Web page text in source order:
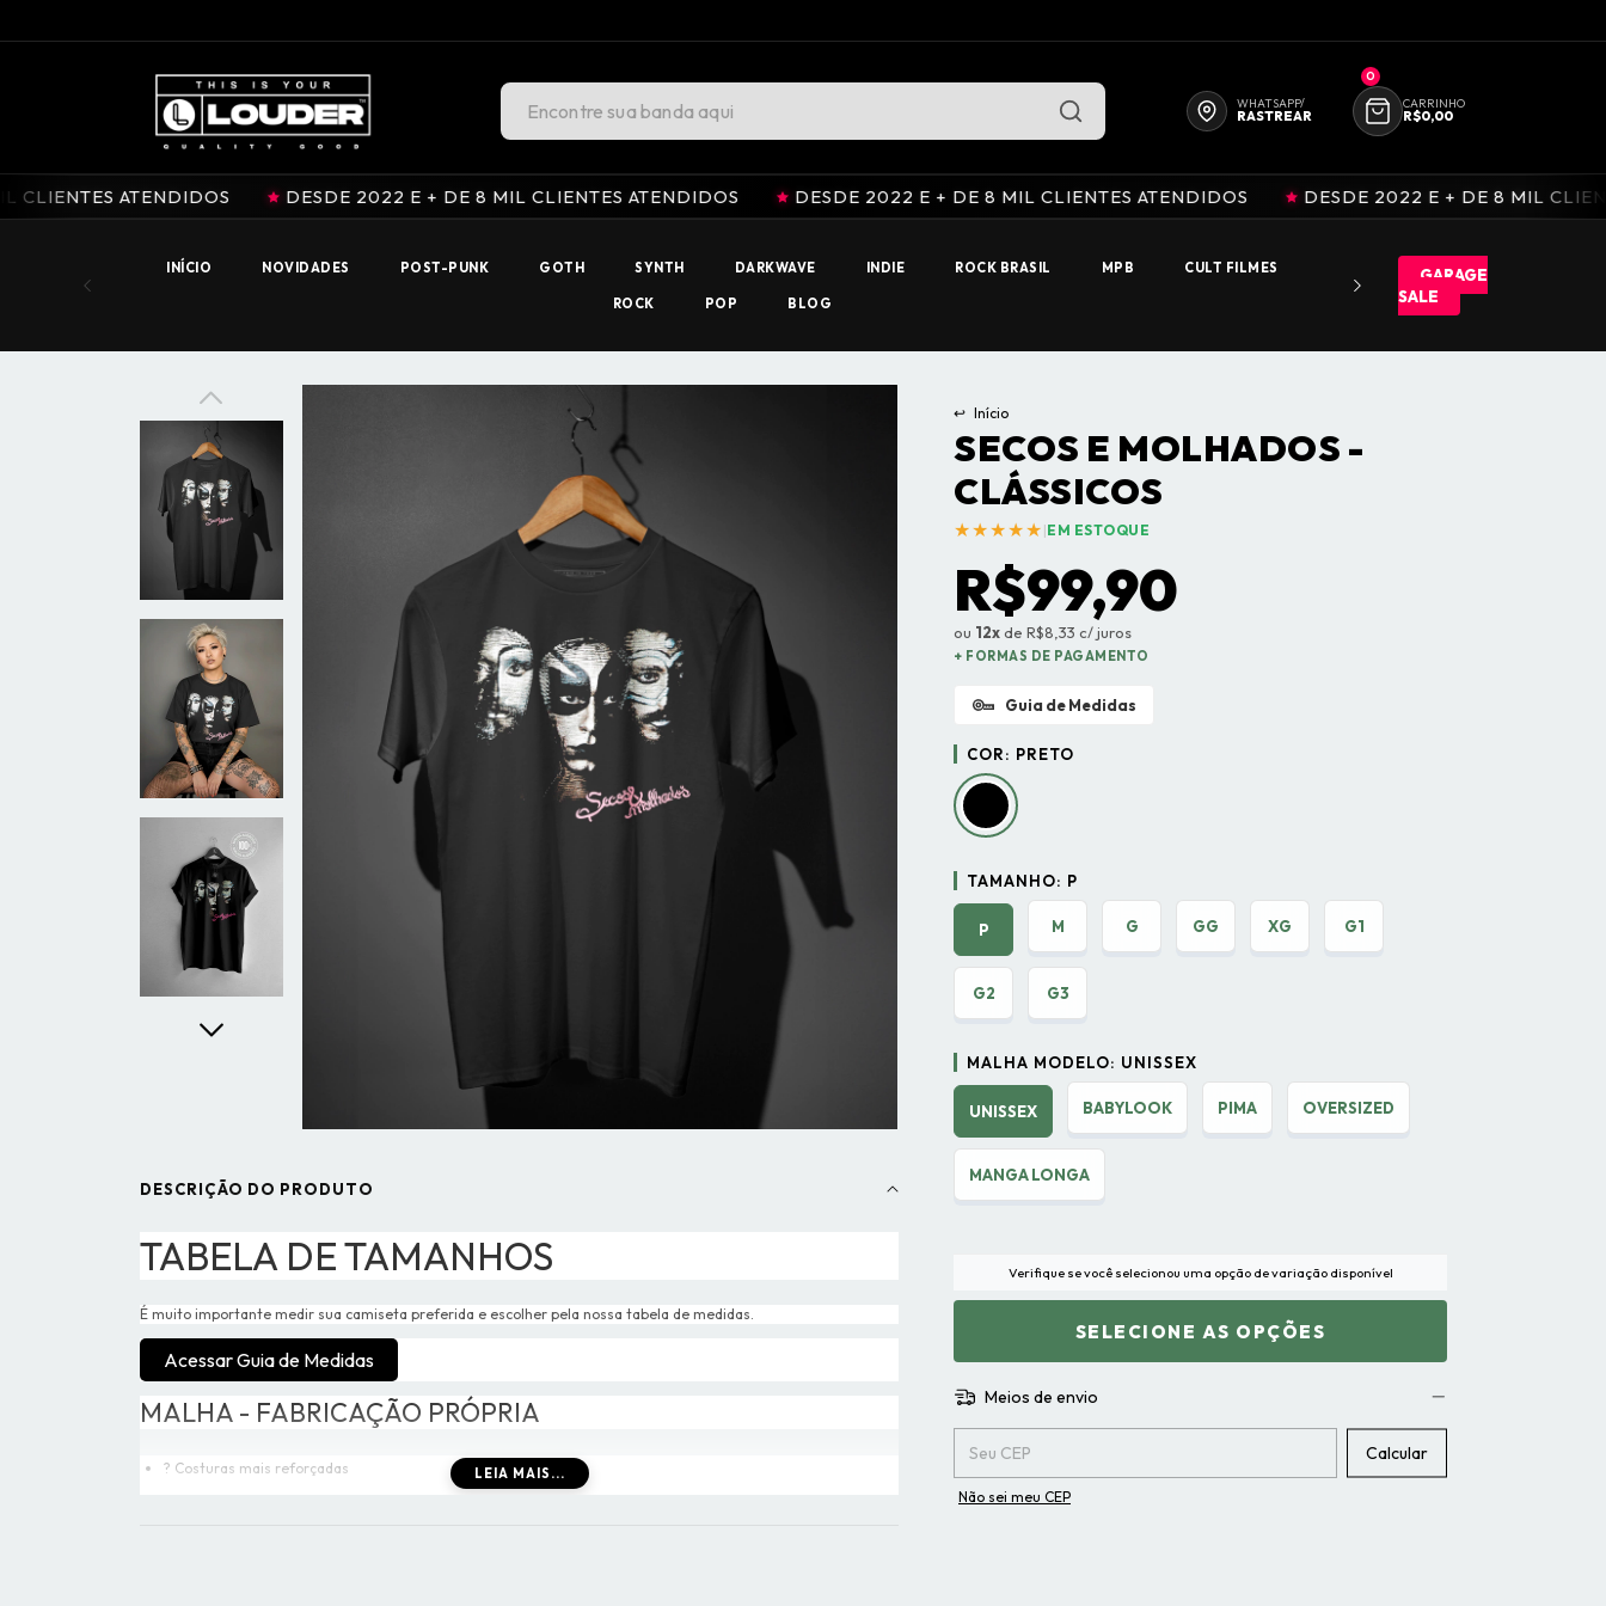
WHATSAPP/
RASTREAR
0
CARRINHO
R$0,00
DESDE 2022 E + DE 8 MIL CLIENTES ATENDIDOS DESDE 2022 E + DE 8 MIL CLIENTES ATENDIDOS DESDE 2022 E + DE 8 MIL CLIENTES
INÍCIO NOVIDADES POST-PUNK GOTH SYNTH DARKWAVE INDIE ROCK BRASIL MPB CULT FILMES
ROCK POP BLOG
GARAGE
SALE
DESCRIÇÃO DO PRODUTO
TABELA DE TAMANHOS
É muito importante medir sua camiseta preferida e escolher pela nossa tabela de medidas.
Acessar Guia de Medidas
MALHA - FABRICAÇÃO PRÓPRIA
? Costuras mais reforçadas
LEIA MAIS...
↩ Início
SECOS E MOLHADOS -
CLÁSSICOS
★★★★★|EM ESTOQUE
R$99,90
ou 12x de R$8,33 c/ juros
+ FORMAS DE PAGAMENTO
Guia de Medidas
COR: PRETO
TAMANHO: P
P M G GG XG G1
G2 G3
MALHA MODELO: UNISSEX
UNISSEX BABYLOOK PIMA OVERSIZED
MANGA LONGA
Verifique se você selecionou uma opção de variação disponível
Meios de envio
Entregas para o CEP:
Calcular
Não sei meu CEP